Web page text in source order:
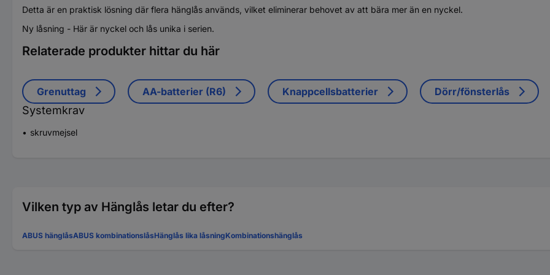
Detta är en praktisk lösning där flera hänglås används, vilket eliminerar behovet av att bära mer än en nyckel.
Ny låsning - Här är nyckel och lås unika i serien.
Relaterade produkter hittar du här
Grenuttag AA-batterier (R6) Knappcellsbatterier Dörr/fönsterlås
Systemkrav
skruvmejsel
Vilken typ av Hänglås letar du efter?
ABUS hänglåsABUS kombinationslåsHänglås lika låsningKombinationshänglås